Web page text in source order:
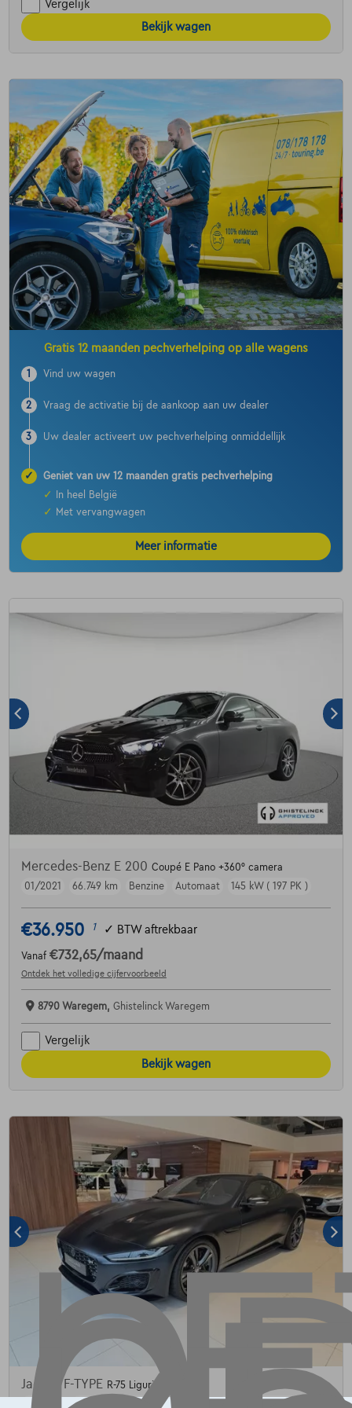
Vergelijk
Bekijk wagen
Gratis 12 maanden pechverhelping op alle wagens
1 Vind uw wagen
2 Vraag de activatie bij de aankoop aan uw dealer
3 Uw dealer activeert uw pechverhelping onmiddellijk
✓
Geniet van uw 12 maanden gratis pechverhelping
✓
In heel België
✓
Met vervangwagen
Meer informatie
Mercedes-Benz E 200 Coupé E Pano +360° camera
01/2021
66.749 km Benzine Automaat 145 kW ( 197 PK )
€36.950 1 ✓ BTW aftrekbaar
Vanaf €732,65/maand
Ontdek het volledige cijfervoorbeeld
8790 Waregem, Ghistelinck Waregem
Vergelijk
Bekijk wagen
Jaguar F-TYPE R-75 Ligurian Satin
05/2023
990 km Automaat